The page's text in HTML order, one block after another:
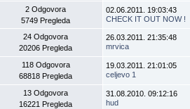
2 Odgovora
5749 Pregleda
02.06.2011. 19:03:43
CHECK IT OUT NOW !
24 Odgovora
20206 Pregleda
26.03.2011. 21:35:48
mrvica
118 Odgovora
68818 Pregleda
19.03.2011. 21:01:05
celjevo 1
13 Odgovora
16221 Pregleda
31.08.2010. 09:12:16
hud